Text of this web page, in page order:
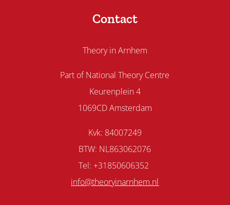
Contact
Theory in Arnhem
Part of National Theory Centre
Keurenplein 4
1069CD Amsterdam
Kvk: 84007249
BTW: NL863062076
Tel: +31850606352
info@theoryinarnhem.nl